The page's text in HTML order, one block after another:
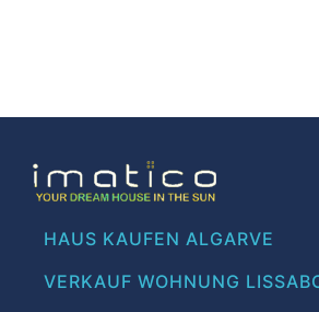
HAUS KAUFEN ALGARVE
VERKAUF WOHNUNG